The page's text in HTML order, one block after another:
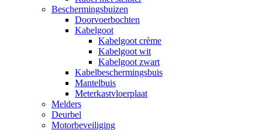
Beschermingsbuizen
Doorvoerbochten
Kabelgoot
Kabelgoot crème
Kabelgoot wit
Kabelgoot zwart
Kabelbeschermingsbuis
Mantelbuis
Meterkastvloerplaat
Melders
Deurbel
Motorbeveiliging